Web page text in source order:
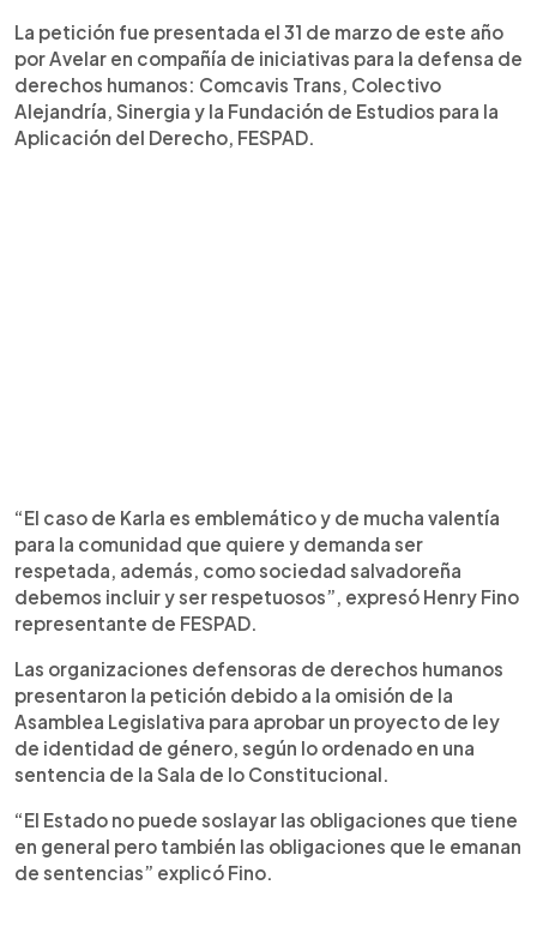
La petición fue presentada el 31 de marzo de este año
por Avelar en compañía de iniciativas para la defensa de
derechos humanos: Comcavis Trans, Colectivo
Alejandría, Sinergia y la Fundación de Estudios para la
Aplicación del Derecho, FESPAD.
“El caso de Karla es emblemático y de mucha valentía
para la comunidad que quiere y demanda ser
respetada, además, como sociedad salvadoreña
debemos incluir y ser respetuosos”, expresó Henry Fino
representante de FESPAD.
Las organizaciones defensoras de derechos humanos
presentaron la petición debido a la omisión de la
Asamblea Legislativa para aprobar un proyecto de ley
de identidad de género, según lo ordenado en una
sentencia de la Sala de lo Constitucional.
“El Estado no puede soslayar las obligaciones que tiene
en general pero también las obligaciones que le emanan
de sentencias” explicó Fino.